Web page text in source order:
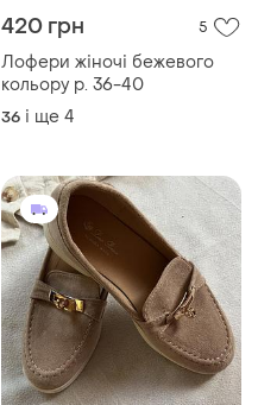
420 грн 5
Лофери жіночі бежевого
кольору р. 36-40
36 і ще 4